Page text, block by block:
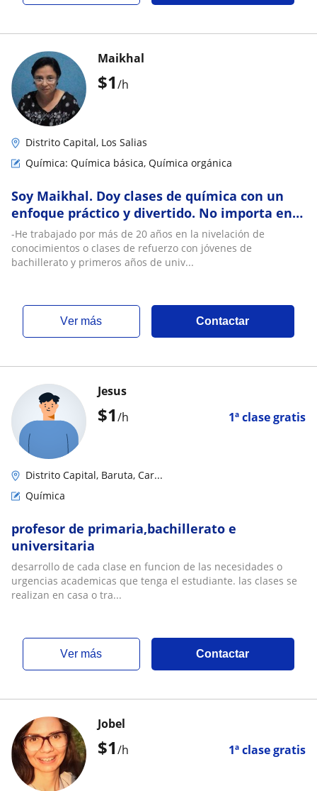
$1/h
Maikhal
Distrito Capital, Los Salias
Química: Química básica, Química orgánica
Soy Maikhal. Doy clases de química con un
enfoque práctico y divertido. No importa en
qué nivel estés, ¡te puedo ayudar con gusto!
-He trabajado por más de 20 años en la nivelación de
conocimientos o clases de refuerzo con jóvenes de
bachillerato y primeros años de univ...
ver más Contactar
$1/h 1ª clase gratis
Jesus
Distrito Capital, Baruta, Car...
Química
profesor de primaria,bachillerato e
universitaria
desarrollo de cada clase en funcion de las necesidades o
urgencias academicas que tenga el estudiante. las clases se
realizan en casa o tra...
ver más Contactar
$1/h 1ª clase gratis
Jobel